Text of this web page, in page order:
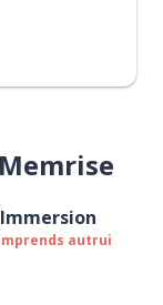
Immersion
autrui